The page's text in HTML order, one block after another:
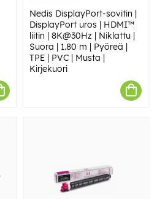
Nedis DisplayPort-sovitin |
DisplayPort uros | HDMI™
liitin | 8K@30Hz | Niklattu |
Suora | 1.80 m | Pyöreä |
TPE | PVC | Musta |
Kirjekuori